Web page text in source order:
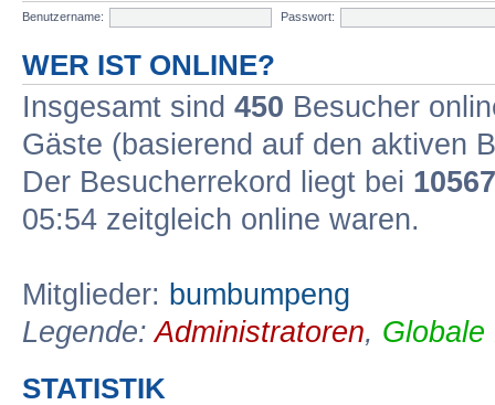
Benutzername:
Passwort:
WER IST ONLINE?
Insgesamt sind 450 Besucher
Gäste (basierend auf den aktiven
Der Besucherrekord liegt bei 10567
05:54 zeitgleich online waren.
Mitglieder: bumbumpeng
Legende:Administratoren, Globale
STATISTIK